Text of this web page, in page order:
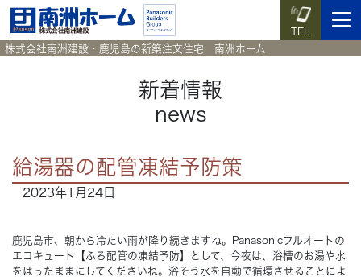
TEL
HOME ホーム
Works 施工実例集
株式会社南洲建設・鹿児島の新築注文住宅 南洲ホーム
新着情報
news
給湯器の配管凍結予防策
2023年1月24日
鹿児島市、朝から冷たい雨が降り続きますね。Panasonicフルオートの
エコキュート【ふろ配管の凍結予防】として、今夜は、浴槽のお湯や水
をはったままにしてくださいね。浴そう水を自動で循環させることによ